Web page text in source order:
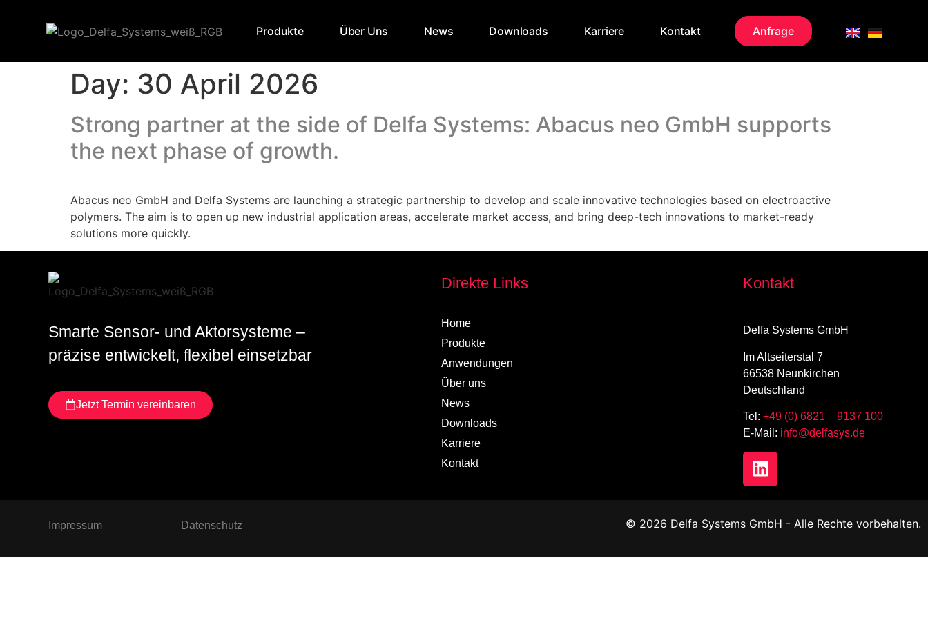
Produkte Über Uns News Downloads Karriere Kontakt Anfrage
Day: 30 April 2026
Strong partner at the side of Delfa Systems: Abacus neo GmbH supports
the next phase of growth.
Abacus neo GmbH and Delfa Systems are launching a strategic partnership to develop and scale innovative technologies based on electroactive
polymers. The aim is to open up new industrial application areas, accelerate market access, and bring deep-tech innovations to market-ready
solutions more quickly.
Smarte Sensor- und Aktorsysteme –
präzise entwickelt, flexibel einsetzbar
Jetzt Termin vereinbaren
Direkte Links
Home
Produkte
Anwendungen
Über uns
News
Downloads
Karriere
Kontakt
Kontakt
Delfa Systems GmbH
Im Altseiterstal 7
66538 Neunkirchen
Deutschland
Tel:+49 (0) 6821 – 9137 100
E-Mail: info@delfasys.de
Impressum Datenschutz © 2026 Delfa Systems GmbH - Alle Rechte vorbehalten.